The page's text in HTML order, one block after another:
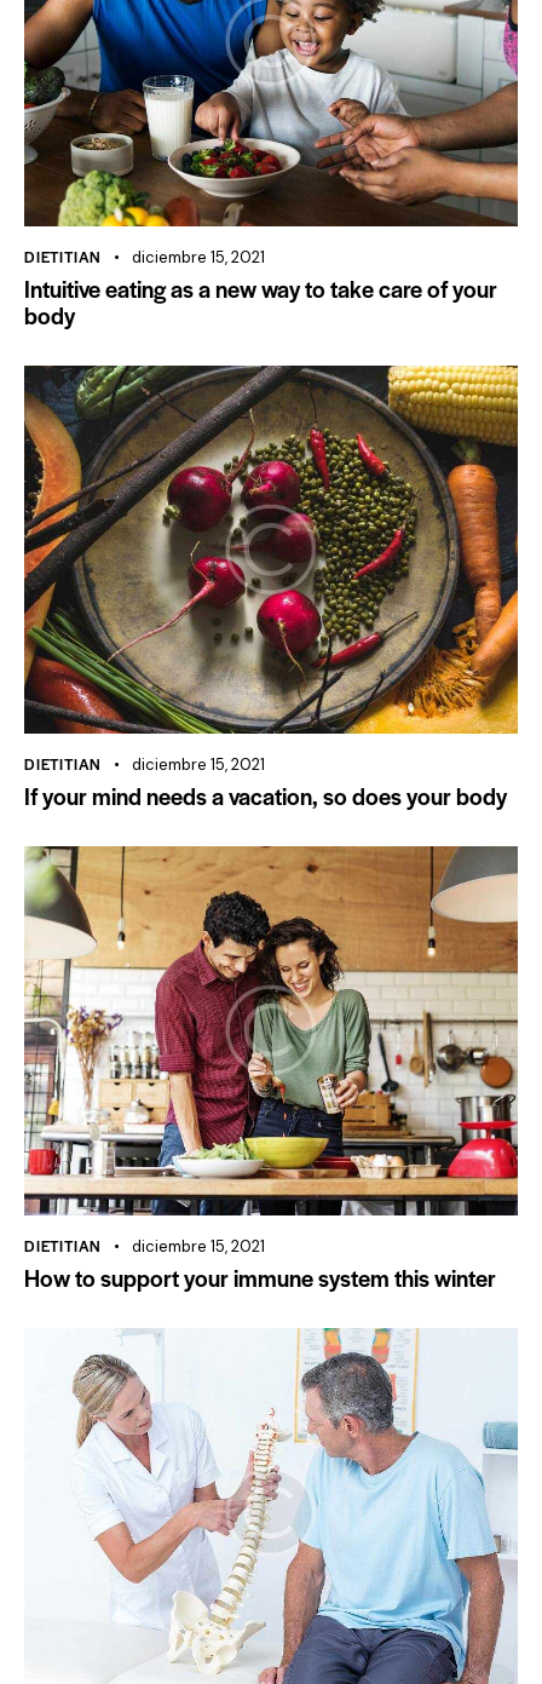
DIETITIAN diciembre 15, 2021
Intuitive eating as a new way to take care of your
body
DIETITIAN diciembre 15, 2021
If your mind needs a vacation, so does your body
DIETITIAN diciembre 15, 2021
How to support your immune system this winter